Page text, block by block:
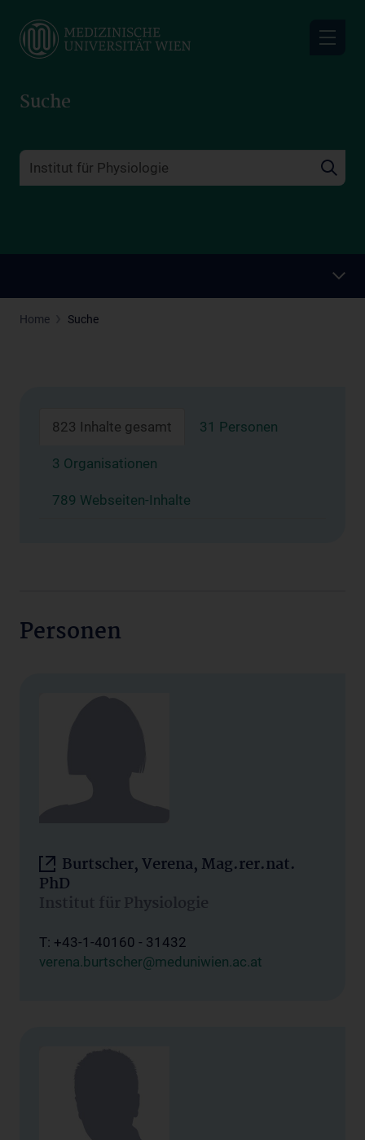
main
Suche
Home Suche
823 Inhalte gesamt 31 Personen
3 Organisationen
789 Webseiten-Inhalte
Personen
Burtscher, Verena, Mag.rer.nat.
PhD
Institut für Physiologie
T: +43-1-40160 - 31432
verena.burtscher@meduniwien.ac.at